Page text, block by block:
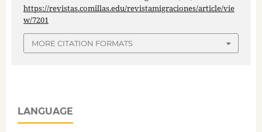
https://revistas.comillas.edu/revistamigraciones/article/vie
w/7201
MORE CITATION FORMATS
LANGUAGE